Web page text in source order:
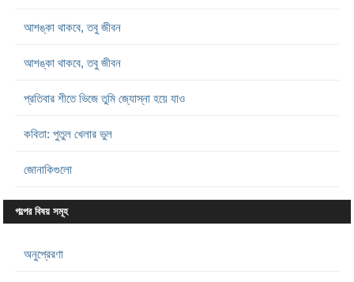
আশঙ্কা থাকবে, তবু জীবন
আশঙ্কা থাকবে, তবু জীবন
প্রতিবার শীতে ভিজে তুমি জ্যোস্না হয়ে যাও
কবিতা: পুতুল খেলার ভুল
জোনাকিগুলো
গল্পের বিষয় সমূহ
অনুপ্রেরণা